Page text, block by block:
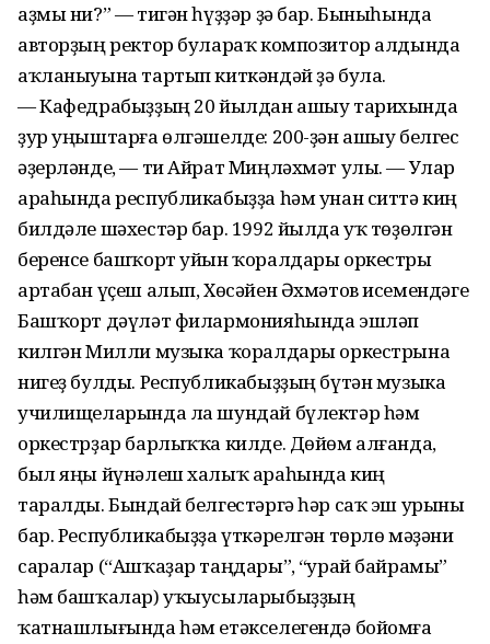
аҙмы ни?” — тигән һүҙҙәр ҙә бар. Быныһында
авторҙың ректор булараҡ композитор алдында
аҡланыуына тартып киткәндәй ҙә була.
— Кафедрабыҙҙың 20 йылдан ашыу тарихында
ҙур уңыштарға өлгәшелде: 200-ҙән ашыу белгес
әҙерләнде, — ти Айрат Миңләхмәт улы. — Улар
араһында республикабыҙҙа һәм унан ситтә киң
билдәле шәхестәр бар. 1992 йылда уҡ төҙөлгән
беренсе башҡорт уйын ҡоралдары оркестры
артабан үҫеш алып, Хөсәйен Әхмәтов исемендәге
Башҡорт дәүләт филармонияһында эшләп
килгән Милли музыка ҡоралдары оркестрына
нигеҙ булды. Республикабыҙҙың бүтән музыка
училищеларында ла шундай бүлектәр һәм
оркестрҙар барлыҡҡа килде. Дөйөм алғанда,
был яңы йүнәлеш халыҡ араһында киң
таралды. Бындай белгестәргә һәр саҡ эш урыны
бар. Республикабыҙҙа үткәрелгән төрлө мәҙәни
саралар (“Ашҡаҙар таңдары”, “Ҡурай байрамы”
һәм башҡалар) уҡыусыларыбыҙҙың
ҡатнашлығында һәм етәкселегендә бойомға